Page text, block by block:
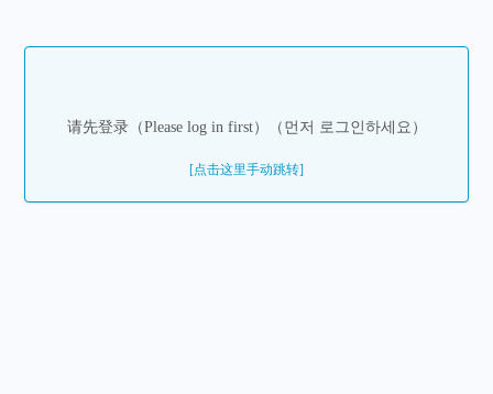
请先登录（Please log in first）（먼저 로그인하세요）
[点击这里手动跳转]